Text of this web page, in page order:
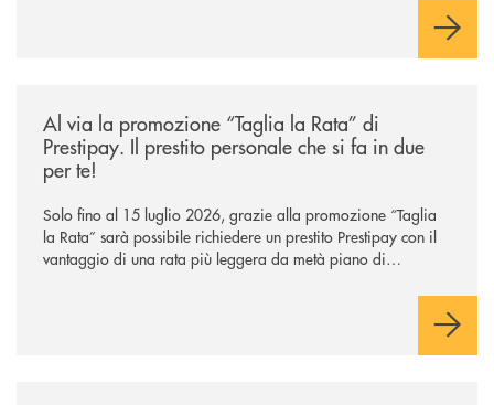
Al via la promozione “Taglia la Rata” di
Prestipay. Il prestito personale che si fa in due
per te!
Solo fino al 15 luglio 2026, grazie alla promozione “Taglia
la Rata” sarà possibile richiedere un prestito Prestipay con il
vantaggio di una rata più leggera da metà piano di